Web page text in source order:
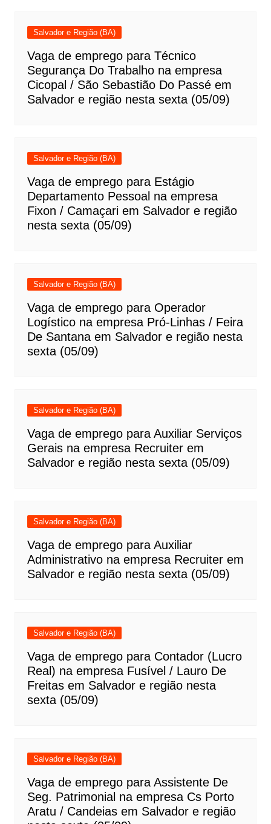
Salvador e Região (BA)
Vaga de emprego para Técnico
Segurança Do Trabalho na empresa
Cicopal / São Sebastião Do Passé em
Salvador e região nesta sexta (05/09)
Salvador e Região (BA)
Vaga de emprego para Estágio
Departamento Pessoal na empresa
Fixon / Camaçari em Salvador e região
nesta sexta (05/09)
Salvador e Região (BA)
Vaga de emprego para Operador
Logístico na empresa Pró-Linhas / Feira
De Santana em Salvador e região nesta
sexta (05/09)
Salvador e Região (BA)
Vaga de emprego para Auxiliar Serviços
Gerais na empresa Recruiter em
Salvador e região nesta sexta (05/09)
Salvador e Região (BA)
Vaga de emprego para Auxiliar
Administrativo na empresa Recruiter em
Salvador e região nesta sexta (05/09)
Salvador e Região (BA)
Vaga de emprego para Contador (Lucro
Real) na empresa Fusível / Lauro De
Freitas em Salvador e região nesta
sexta (05/09)
Salvador e Região (BA)
Vaga de emprego para Assistente De
Seg. Patrimonial na empresa Cs Porto
Aratu / Candeias em Salvador e região